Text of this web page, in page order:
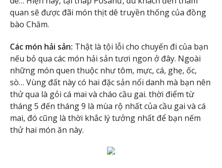
quan sẽ được đãi món thịt dê truyền thống của đồng
bào Chăm.
Các món hải sản: Thật là tội lỗi cho chuyến đi của bạn
nếu bỏ qua các món hải sản tươi ngon ở đây. Ngoài
những món quen thuộc như tôm, mực, cá, ghẹ, ốc,
sò… Vùng đất này có hai đặc sản nổi danh mà bạn nên
thử qua là gỏi cá mai và cháo cầu gai. thời điểm từ
tháng 5 đến tháng 9 là mùa rộ nhất của cầu gai và cá
mai, đó cũng là thời khắc lý tưởng nhất để bạn nếm
thử hai món ăn này.